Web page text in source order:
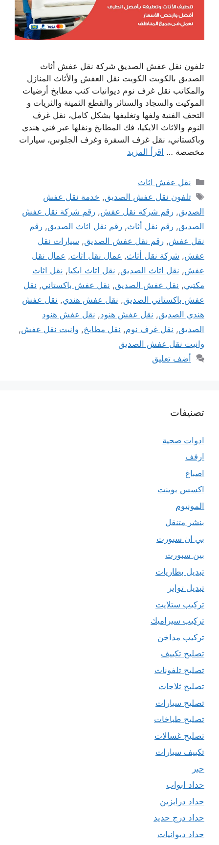
تلفون نقل عفش الصديق شركة نقل عفش أثاث
الصديق بالكويت الكويت نقل العفش والأثاث المنازل
والمكاتب نقل غرف نوم ديوانيات كنب مطابخ أرضيات
الموكيت والسجاد والستائر والقطع الثمينة والثريات و
التحف الفنية ولفها وتغليفها بشكل كامل، نقل غرف
النوم والاثاث الايكيا، فك المطابخ ونقلها عبر فني هندي
وباكستاني، نقل غرف السفرة وغرف الجلوس، سيارات
مخصصة … اقرأ المزيد
التصنيفات
نقل عفش اثاث
الوسوم
تلفون نقل عفش الصديق, خدمة نقل عفش
الصديق, رقم شركة نقل عفش, رقم شركة نقل عفش
الصديق, رقم نقل أثاث, رقم نقل اثاث الصديق, رقم
نقل عفش, رقم نقل عفش الصديق, سيارات نقل
عفش, شركة نقل أثاث, عمال نقل اثاث, عمال نقل
عفش, نقل اثاث الصديق, نقل اثاث ايكيا, نقل اثاث
مكتبي, نقل عفش الصديق, نقل عفش باكستاني, نقل
عفش باكستاني الصديق, نقل عفش هندي, نقل عفش
هندي الصديق, نقل عفش هنود, نقل عفش هنود
الصديق, نقل غرف نوم, نقل مطابخ, وانيت نقل عفش,
وانيت نقل عفش الصديق
أضف تعليق
تصنيفات
ادوات صحية
ارفف
اصباغ
اكسس بوينت
المونيوم
بنشر متنقل
بي ان سبورت
بين سبورت
تبديل بطاريات
تبديل تواير
تركيب ستلايت
تركيب سيراميك
تركيب مداخن
تصليح تكييف
تصليح تلفونات
تصليح ثلاجات
تصليح سيارات
تصليح طباخات
تصليح غسالات
تكييف سيارات
حبر
حداد ابواب
حداد درابزين
حداد درج حديد
حداد ديوانيات